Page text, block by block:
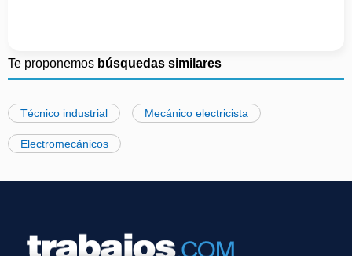
Te proponemos búsquedas similares
Técnico industrial Mecánico electricista
Electromecánicos